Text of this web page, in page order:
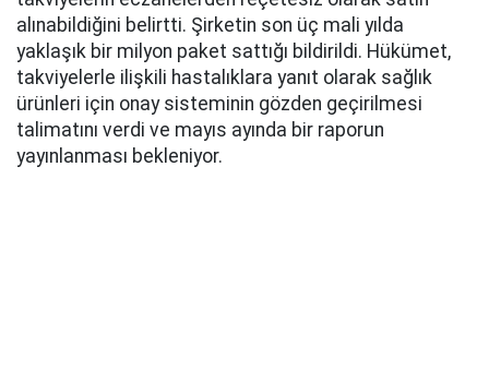
alınabildiğini belirtti. Şirketin son üç mali yılda
yaklaşık bir milyon paket sattığı bildirildi. Hükümet,
takviyelerle ilişkili hastalıklara yanıt olarak sağlık
ürünleri için onay sisteminin gözden geçirilmesi
talimatını verdi ve mayıs ayında bir raporun
yayınlanması bekleniyor.